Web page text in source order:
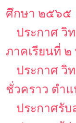
ศึกษา ๒๕๖๕
ประกาศ วิ
ภาคเรียนที่
ประกาศ วิ
ชั่วคราว ตำ
ประกาศรั